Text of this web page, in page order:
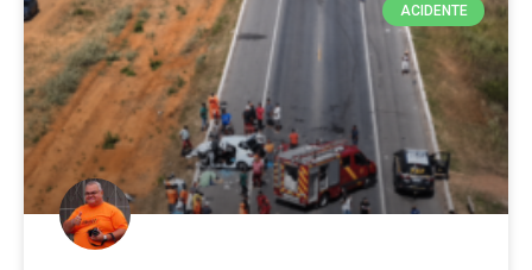
ACIDENTE